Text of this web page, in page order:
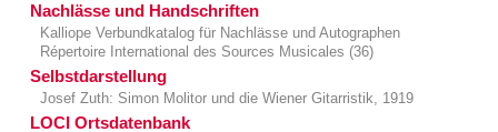
Nachlässe und Handschriften
Kalliope Verbundkatalog für Nachlässe und Autographen
Répertoire International des Sources Musicales (36)
Selbstdarstellung
Josef Zuth: Simon Molitor und die Wiener Gitarristik, 1919
LOCI Ortsdatenbank